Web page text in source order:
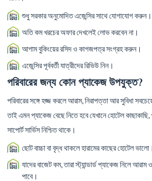
শুধু সরকার অনুমোদিত এজেন্সির সাথে যোগাযোগ করুন।
অতি কম খরচের অফার দেখলেই লোভ করবেন না।
আগাম বুকিংয়ের রসিদ ও কাগজপত্র সংগ্রহ করুন।
এজেন্সির পূর্ববর্তী যাত্রীদের রিভিউ নিন।
পরিবারের জন্য কোন প্যাকেজ উপযুক্ত?
পরিবারের সঙ্গে হজ্জ করলে আরাম, নিরাপত্তা আর সুবিধা
তাই এমন প্যাকেজ বেছে নিতে হবে যেখানে হোটেল কাছাকাছি,
সাপোর্ট সার্ভিস নিশ্চিত থাকে।
ছোট বাচ্চা বা বৃদ্ধ থাকলে হারামের কাছের হোটেল ভালো।
যাদের বাজেট কম, তারা স্ট্যান্ডার্ড প্যাকেজ নিলে আরাম
পাবে।